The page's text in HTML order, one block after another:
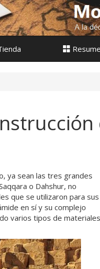
ya sean las tres grandes
o Dahshur, no
que se utilizaron para sus
en sí y su complejo
varios tipos de